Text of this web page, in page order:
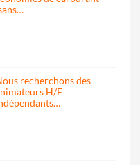
recherchons des
H/F